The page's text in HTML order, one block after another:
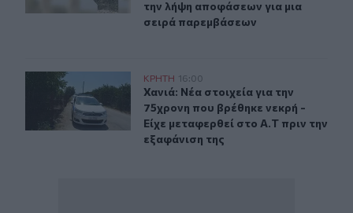
την λήψη αποφάσεων για μια
σειρά παρεμβάσεων
Χανιά: Νέα στοιχεία για την 75χρονη που βρέθηκε
ΚΡΗΤΗ 16:00
Χανιά: Νέα στοιχεία για την
Χανιά: Νέα στοιχεία για την
75χρονη που βρέθηκε νεκρή -
Είχε μεταφερθεί στο Α.Τ πριν την
εξαφάνιση της